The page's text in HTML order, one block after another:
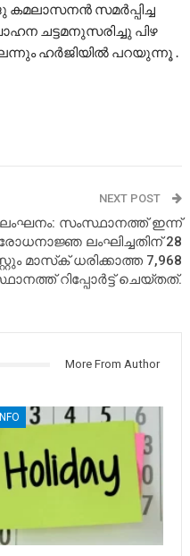
സമർപ്പിച്ച
ചട്ടമനുസരിച്ചു പിഴ
ഹർജിയിൽ പറയുന്നൂ .
NEXT POST
സംസ്ഥാനത്ത് ഇന്ന്
ലംഘിച്ചതിന് 28
മാസ്‌ക് ധരിക്കാത്ത 7,968
റിപ്പോര്‍ട്ട് ചെയ്തത്.
More From Author